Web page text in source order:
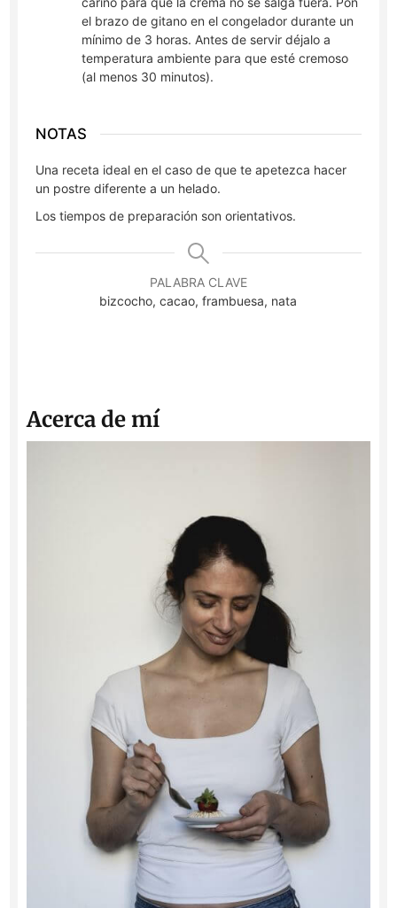
el brazo de gitano en el congelador durante un
mínimo de 3 horas. Antes de servir déjalo a
temperatura ambiente para que esté cremoso
(al menos 30 minutos).
NOTAS
Una receta ideal en el caso de que te apetezca hacer
un postre diferente a un helado.
Los tiempos de preparación son orientativos.
PALABRA CLAVE
bizcocho, cacao, frambuesa, nata
Acerca de mí